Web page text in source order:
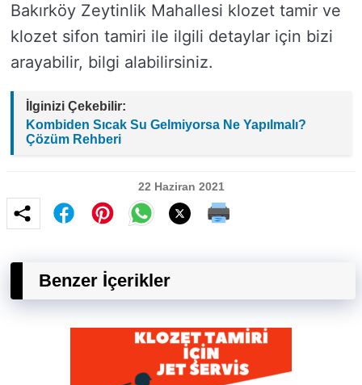
Bakırköy Zeytinlik Mahallesi klozet tamir ve
klozet sifon tamiri ile ilgili detaylar için bizi
arayabilir, bilgi alabilirsiniz.
İlginizi Çekebilir:
Kombiden Sıcak Su Gelmiyorsa Ne Yapılmalı?
Çözüm Rehberi
22 Haziran 2021
Benzer İçerikler